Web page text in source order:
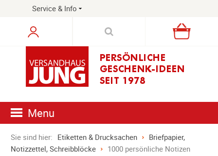
Service & Info
Warenkorb
Menu
Sie sind hier: Etiketten & Drucksachen
Briefpapier,
Notizzettel, Schreibblöcke
1000 persönliche Notizen